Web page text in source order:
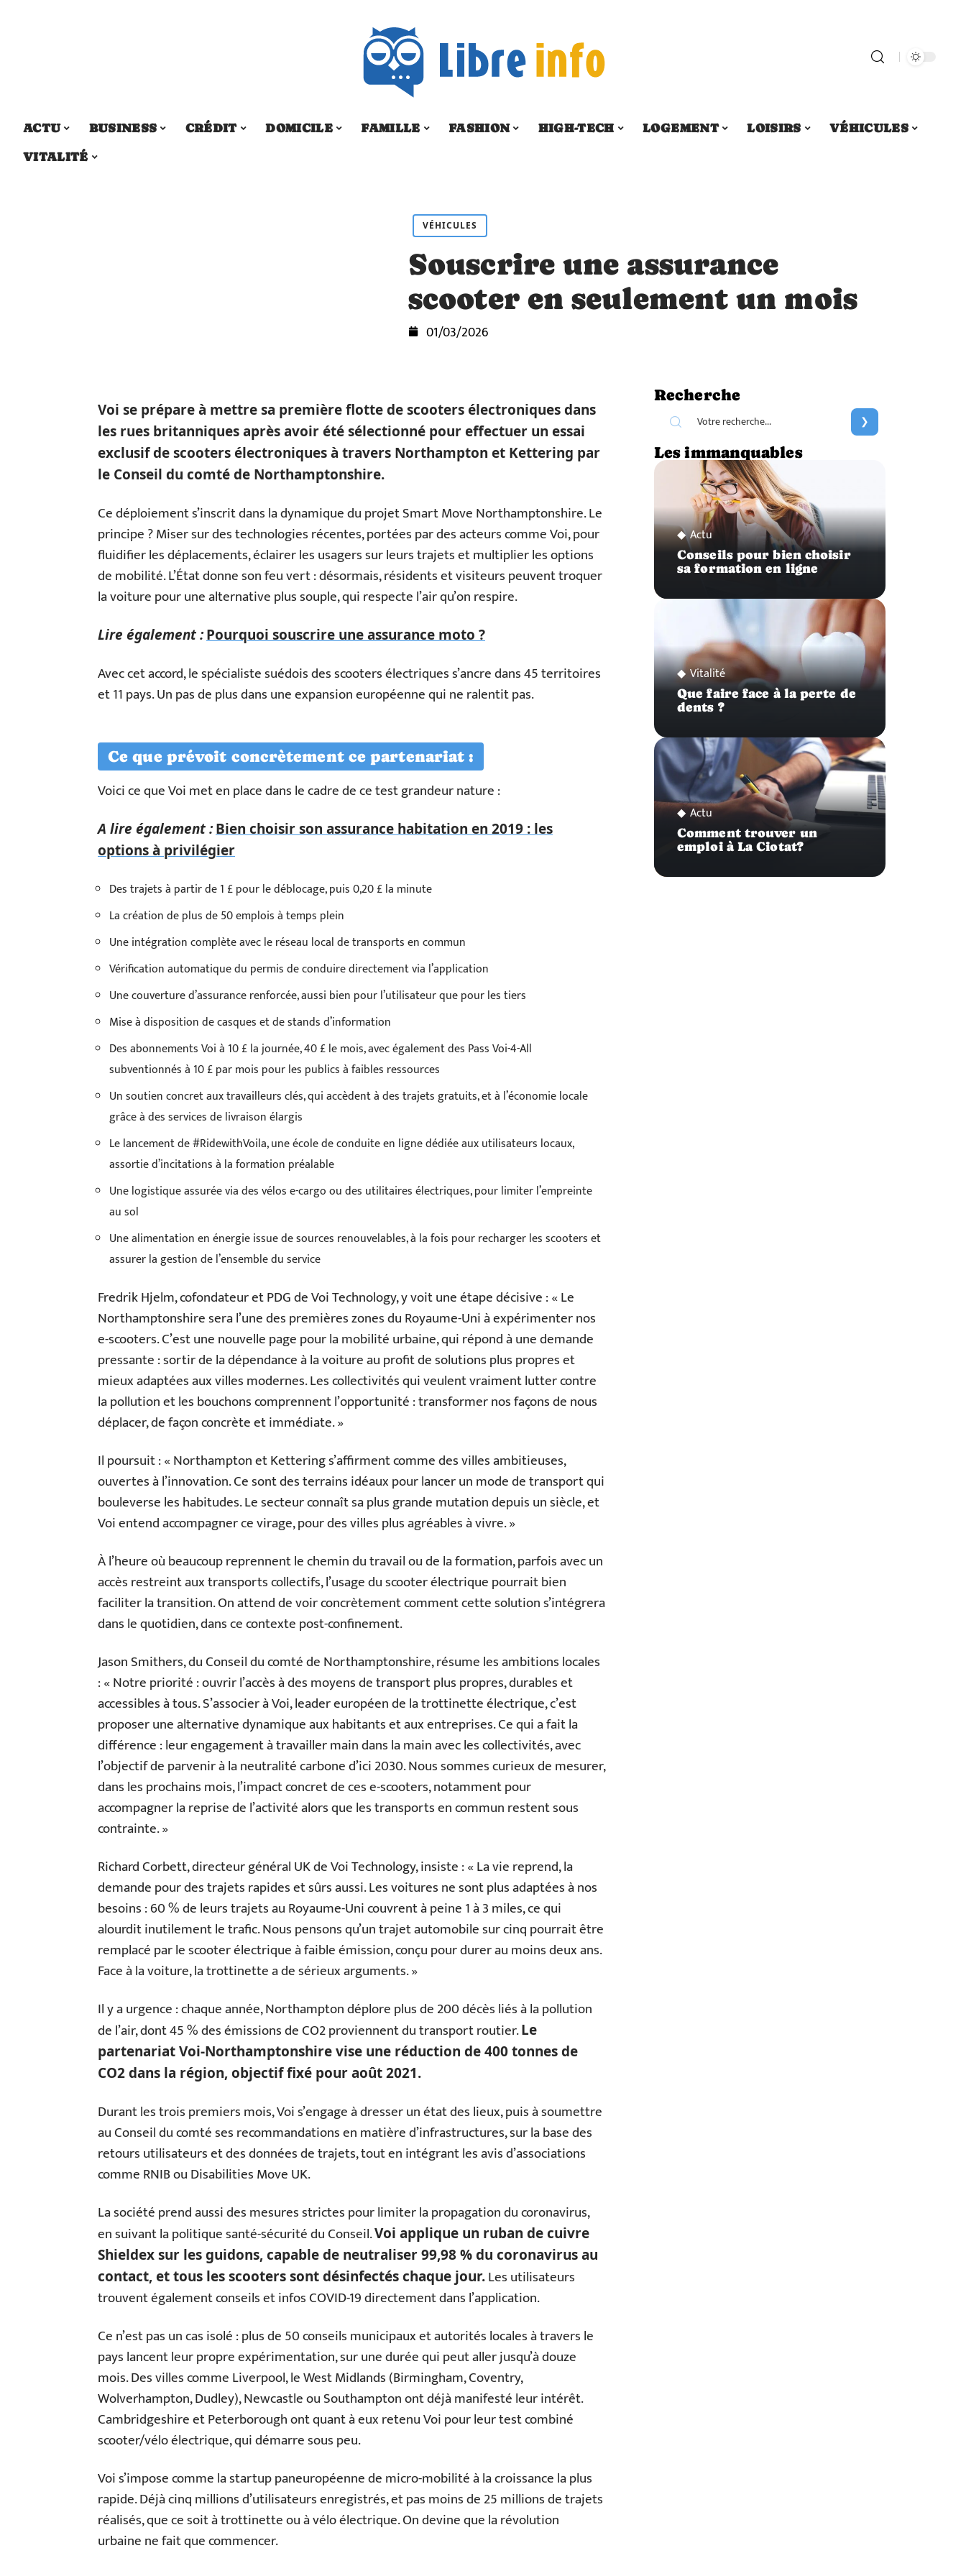
ACTU BUSINESS CRÉDIT DOMICILE FAMILLE FASHION HIGH-TECH LOGEMENT LOISIRS
VÉHICULES
VITALITÉ
VÉHICULES
Souscrire une assurance
scooter en seulement un mois
01/03/2026
Voi se prépare à mettre sa première flotte de scooters électroniques dans
les rues britanniques après avoir été sélectionné pour effectuer un essai
exclusif de scooters électroniques à travers Northampton et Kettering par
le Conseil du comté de Northamptonshire.
Ce déploiement s’inscrit dans la dynamique du projet Smart Move Northamptonshire. Le
principe ? Miser sur des technologies récentes, portées par des acteurs comme Voi, pour
fluidifier les déplacements, éclairer les usagers sur leurs trajets et multiplier les options
de mobilité. L’État donne son feu vert : désormais, résidents et visiteurs peuvent troquer
la voiture pour une alternative plus souple, qui respecte l’air qu’on respire.
Lire également :Pourquoi souscrire une assurance moto ?
Avec cet accord, le spécialiste suédois des scooters électriques s’ancre dans 45 territoires
et 11 pays. Un pas de plus dans une expansion européenne qui ne ralentit pas.
Ce que prévoit concrètement ce partenariat :
Voici ce que Voi met en place dans le cadre de ce test grandeur nature :
A lire également :Bien choisir son assurance habitation en 2019 : les
options à privilégier
Des trajets à partir de 1 £ pour le déblocage, puis 0,20 £ la minute
La création de plus de 50 emplois à temps plein
Une intégration complète avec le réseau local de transports en commun
Vérification automatique du permis de conduire directement via l’application
Une couverture d’assurance renforcée, aussi bien pour l’utilisateur que pour les tiers
Mise à disposition de casques et de stands d’information
Des abonnements Voi à 10 £ la journée, 40 £ le mois, avec également des Pass Voi-4-All
subventionnés à 10 £ par mois pour les publics à faibles ressources
Un soutien concret aux travailleurs clés, qui accèdent à des trajets gratuits, et à l’économie locale
grâce à des services de livraison élargis
Le lancement de #RidewithVoila, une école de conduite en ligne dédiée aux utilisateurs locaux,
assortie d’incitations à la formation préalable
Une logistique assurée via des vélos e-cargo ou des utilitaires électriques, pour limiter l’empreinte
au sol
Une alimentation en énergie issue de sources renouvelables, à la fois pour recharger les scooters et
assurer la gestion de l’ensemble du service
Fredrik Hjelm, cofondateur et PDG de Voi Technology, y voit une étape décisive : « Le
Northamptonshire sera l’une des premières zones du Royaume-Uni à expérimenter nos
e-scooters. C’est une nouvelle page pour la mobilité urbaine, qui répond à une demande
pressante : sortir de la dépendance à la voiture au profit de solutions plus propres et
mieux adaptées aux villes modernes. Les collectivités qui veulent vraiment lutter contre
la pollution et les bouchons comprennent l’opportunité : transformer nos façons de nous
déplacer, de façon concrète et immédiate. »
Il poursuit : « Northampton et Kettering s’affirment comme des villes ambitieuses,
ouvertes à l’innovation. Ce sont des terrains idéaux pour lancer un mode de transport qui
bouleverse les habitudes. Le secteur connaît sa plus grande mutation depuis un siècle, et
Voi entend accompagner ce virage, pour des villes plus agréables à vivre. »
À l’heure où beaucoup reprennent le chemin du travail ou de la formation, parfois avec un
accès restreint aux transports collectifs, l’usage du scooter électrique pourrait bien
faciliter la transition. On attend de voir concrètement comment cette solution s’intégrera
dans le quotidien, dans ce contexte post-confinement.
Jason Smithers, du Conseil du comté de Northamptonshire, résume les ambitions locales
: « Notre priorité : ouvrir l’accès à des moyens de transport plus propres, durables et
accessibles à tous. S’associer à Voi, leader européen de la trottinette électrique, c’est
proposer une alternative dynamique aux habitants et aux entreprises. Ce qui a fait la
différence : leur engagement à travailler main dans la main avec les collectivités, avec
l’objectif de parvenir à la neutralité carbone d’ici 2030. Nous sommes curieux de mesurer,
dans les prochains mois, l’impact concret de ces e-scooters, notamment pour
accompagner la reprise de l’activité alors que les transports en commun restent sous
contrainte. »
Richard Corbett, directeur général UK de Voi Technology, insiste : « La vie reprend, la
demande pour des trajets rapides et sûrs aussi. Les voitures ne sont plus adaptées à nos
besoins : 60 % de leurs trajets au Royaume-Uni couvrent à peine 1 à 3 miles, ce qui
alourdit inutilement le trafic. Nous pensons qu’un trajet automobile sur cinq pourrait être
remplacé par le scooter électrique à faible émission, conçu pour durer au moins deux ans.
Face à la voiture, la trottinette a de sérieux arguments. »
Il y a urgence : chaque année, Northampton déplore plus de 200 décès liés à la pollution
de l’air, dont 45 % des émissions de CO2 proviennent du transport routier.Le
partenariat Voi-Northamptonshire vise une réduction de 400 tonnes de
CO2 dans la région, objectif fixé pour août 2021.
Durant les trois premiers mois, Voi s’engage à dresser un état des lieux, puis à soumettre
au Conseil du comté ses recommandations en matière d’infrastructures, sur la base des
retours utilisateurs et des données de trajets, tout en intégrant les avis d’associations
comme RNIB ou Disabilities Move UK.
La société prend aussi des mesures strictes pour limiter la propagation du coronavirus,
en suivant la politique santé-sécurité du Conseil.Voi applique un ruban de cuivre
Shieldex sur les guidons, capable de neutraliser 99,98 % du coronavirus au
contact, et tous les scooters sont désinfectés chaque jour.Les utilisateurs
trouvent également conseils et infos COVID-19 directement dans l’application.
Ce n’est pas un cas isolé : plus de 50 conseils municipaux et autorités locales à travers le
pays lancent leur propre expérimentation, sur une durée qui peut aller jusqu’à douze
mois. Des villes comme Liverpool, le West Midlands (Birmingham, Coventry,
Wolverhampton, Dudley), Newcastle ou Southampton ont déjà manifesté leur intérêt.
Cambridgeshire et Peterborough ont quant à eux retenu Voi pour leur test combiné
scooter/vélo électrique, qui démarre sous peu.
Voi s’impose comme la startup paneuropéenne de micro-mobilité à la croissance la plus
rapide. Déjà cinq millions d’utilisateurs enregistrés, et pas moins de 25 millions de trajets
réalisés, que ce soit à trottinette ou à vélo électrique. On devine que la révolution
urbaine ne fait que commencer.
Recherche
Les immanquables
Actu
Conseils pour bien choisir
sa formation en ligne
Vitalité
Que faire face à la perte de
dents ?
Actu
Comment trouver un
emploi à La Ciotat?